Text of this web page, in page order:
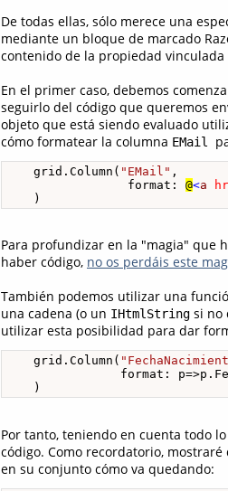
De todas ellas, sólo merece una
mediante un bloque de marcado
contenido de la propiedad vinculada
En el primer caso, debemos
seguirlo del código que queremos
objeto que está siendo evaluado
cómo formatear la columna EMail
grid.Column( "EMail" ,
format: @<a
)
Para profundizar en la "magia" que
haber código, no os perdáis este
También podemos utilizar una
una cadena (o un IHtmlString si no
utilizar esta posibilidad para dar
grid.Column(
format:
)
Por tanto, teniendo en cuenta todo
código. Como recordatorio,
en su conjunto cómo va quedando: